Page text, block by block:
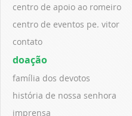
centro de apoio ao romeiro
centro de eventos pe. vitor
contato
doação
família dos devotos
história de nossa senhora
imprensa